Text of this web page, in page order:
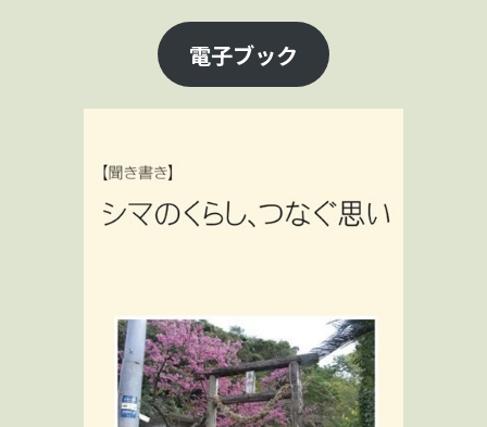
電子ブック